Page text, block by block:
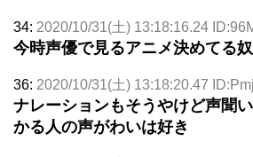
34: 2020/10/31(土) 13:18:16.24
今時声優で見るアニメ決めてる
36: 2020/10/31(土) 13:18:20.47
ナレーションもそうやけど声聞
かる人の声がわいは好き